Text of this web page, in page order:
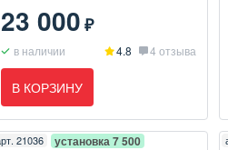
23 000₽
в наличии 4.8 4 отзыва
В КОРЗИНУ
21036 установка 7 500